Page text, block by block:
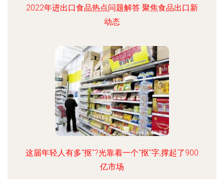
2022年进出口食品热点问题解答 聚焦食品出口新
动态
这届年轻人有多"抠"?光靠着一个"抠"字,撑起了900
亿市场